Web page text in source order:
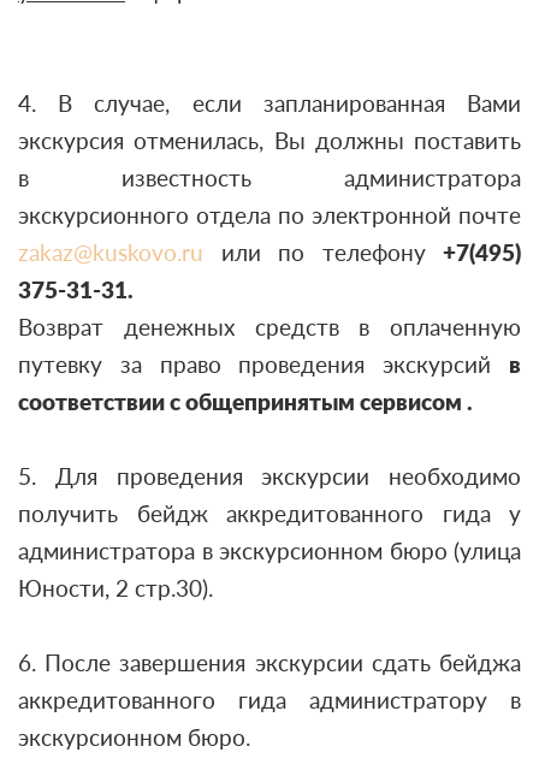
4. В случае, если запланированная Вами
экскурсия отменилась, Вы должны поставить
в известность администратора
экскурсионного отдела по электронной почте
zakaz@kuskovo.ru или по телефону +7(495)
375-31-31.
Возврат денежных средств в оплаченную
путевку за право проведения экскурсий в
соответствии с общепринятым сервисом .
5. Для проведения экскурсии необходимо
получить бейдж аккредитованного гида у
администратора в экскурсионном бюро (улица
Юности, 2 стр.30).
6. После завершения экскурсии сдать бейджа
аккредитованного гида администратору в
экскурсионном бюро.